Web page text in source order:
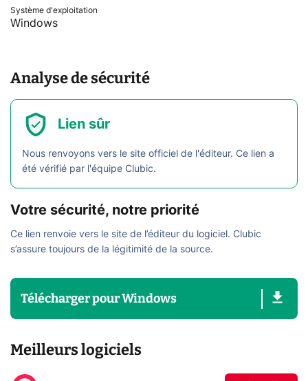
Système d'exploitation
Windows
Analyse de sécurité
Lien sûr
Nous renvoyons vers le site officiel de l'éditeur. Ce lien a
été vérifié par l'équipe Clubic.
Votre sécurité, notre priorité
Ce lien renvoie vers le site de l’éditeur du logiciel. Clubic
s’assure toujours de la légitimité de la source.
TéléchargerpourWindows
Meilleurs logiciels